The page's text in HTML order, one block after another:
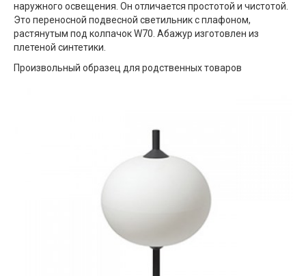
наружного освещения. Он отличается простотой и чистотой.
Это переносной подвесной светильник с плафоном,
растянутым под колпачок W70. Абажур изготовлен из
плетеной синтетики.
Произвольный образец для родственных товаров